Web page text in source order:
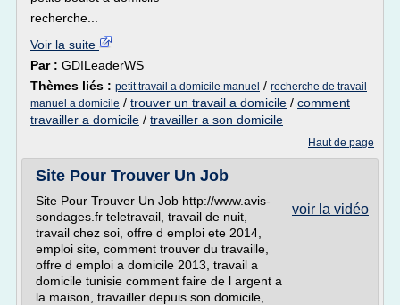
recherche...
Voir la suite
Par : GDILeaderWS
Thèmes liés : petit travail a domicile manuel / recherche de travail
manuel a domicile / trouver un travail a domicile / comment
travailler a domicile / travailler a son domicile
Haut de page
Site Pour Trouver Un Job
voir la vidéo
Site Pour Trouver Un Job http://www.avis-
sondages.fr teletravail, travail de nuit,
travail chez soi, offre d emploi ete 2014,
emploi site, comment trouver du travaille,
offre d emploi a domicile 2013, travail a
domicile tunisie comment faire de l argent a
la maison, travailler depuis son domicile,